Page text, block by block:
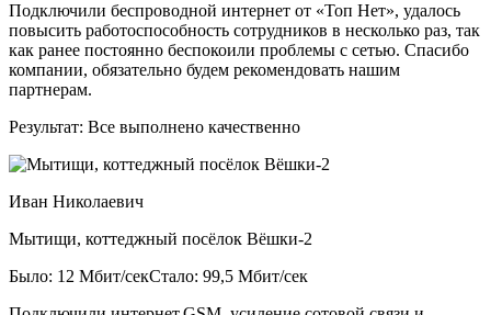
Подключили беспроводной интернет от «Топ Нет», удалось
повысить работоспособность сотрудников в несколько раз, так
как ранее постоянно беспокоили проблемы с сетью. Спасибо
компании, обязательно будем рекомендовать нашим
партнерам.
Результат: Все выполнено качественно
Иван Николаевич
Мытищи, коттеджный посёлок Вёшки-2
Было: 12 Мбит/секСтало: 99,5 Мбит/сек